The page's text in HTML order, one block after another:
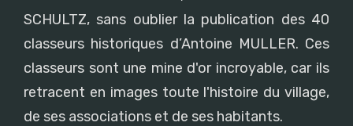
SCHULTZ, sans oublier la publication des 40
classeurs historiques d’Antoine MULLER. Ces
classeurs sont une mine d'or incroyable, car ils
retracent en images toute l'histoire du village,
de ses associations et de ses habitants.